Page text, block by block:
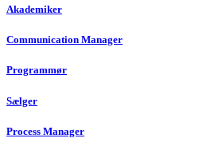
Akademiker
Communication Manager
Programmør
Sælger
Process Manager